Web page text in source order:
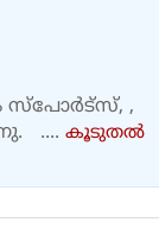
സ്പോർട്സ്, ,
.... കൂടുതല്‍